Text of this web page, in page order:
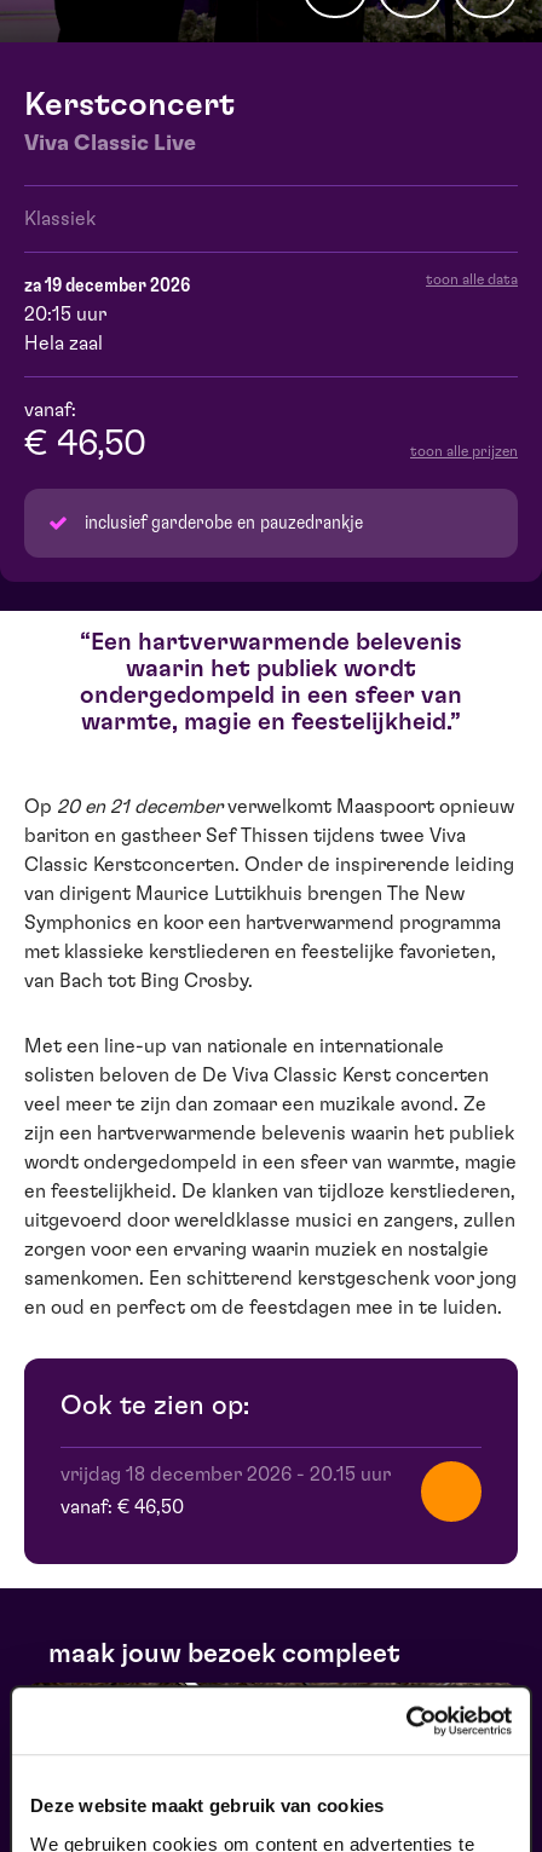
Deze website maakt gebruik van cookies
We gebruiken cookies om content en advertenties te
Kerstconcert
Viva Classic Live
Klassiek
za 19 december 2026 toon alle data
20:15 uur
Hela zaal
vanaf:
€ 46,50 toon alle prijzen
inclusief garderobe en pauzedrankje
Een hartverwarmende belevenis
waarin het publiek wordt
ondergedompeld in een sfeer van
warmte, magie en feestelijkheid.
Op 20 en 21 decemberverwelkomt Maaspoort opnieuw
bariton en gastheer Sef Thissen tijdens twee Viva
Classic Kerstconcerten. Onder de inspirerende leiding
van dirigent Maurice Luttikhuis brengen The New
Symphonics en koor een hartverwarmend programma
met klassieke kerstliederen en feestelijke favorieten,
van Bach tot Bing Crosby.
Met een line-up van nationale en internationale
solisten beloven de De Viva Classic Kerst concerten
veel meer te zijn dan zomaar een muzikale avond. Ze
zijn een hartverwarmende belevenis waarin het publiek
wordt ondergedompeld in een sfeer van warmte, magie
en feestelijkheid. De klanken van tijdloze kerstliederen,
uitgevoerd door wereldklasse musici en zangers, zullen
zorgen voor een ervaring waarin muziek en nostalgie
samenkomen. Een schitterend kerstgeschenk voor jong
en oud en perfect om de feestdagen mee in te luiden.
Ook te zien op:
vrijdag 18 december 2026 - 20.15 uur
vanaf: € 46,50
maak jouw bezoek compleet